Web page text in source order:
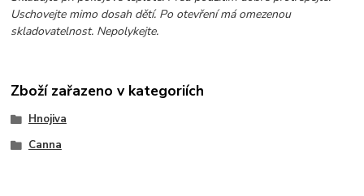
Uschovejte mimo dosah dětí. Po otevření má omezenou
skladovatelnost. Nepolykejte.
Zboží zařazeno v kategoriích
Hnojiva
Canna